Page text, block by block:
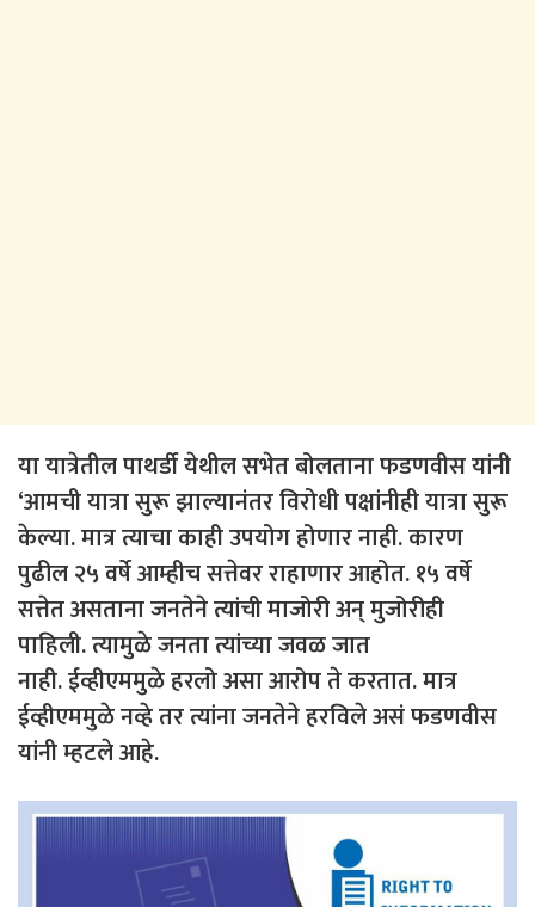
या यात्रेतील पाथर्डी येथील सभेत बोलताना फडणवीस यांनी
‘आमची यात्रा सुरू झाल्यानंतर विरोधी पक्षांनीही यात्रा सुरू
केल्या. मात्र त्याचा काही उपयोग होणार नाही. कारण
पुढील २५ वर्षे आम्हीच सत्तेवर राहाणार आहोत. १५ वर्षे
सत्तेत असताना जनतेने त्यांची माजोरी अन् मुजोरीही
पाहिली. त्यामुळे जनता त्यांच्या जवळ जात
नाही. ईव्हीएममुळे हरलो असा आरोप ते करतात. मात्र
ईव्हीएममुळे नव्हे तर त्यांना जनतेने हरविले असं फडणवीस
यांनी म्हटले आहे.